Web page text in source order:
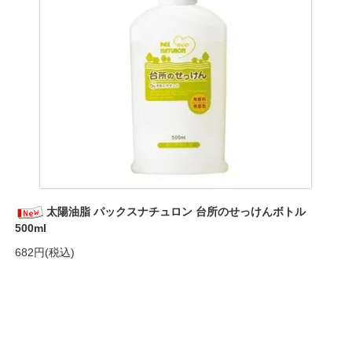
太陽油脂 パックスナチュロン 台所のせっけんボトル
500ml
682円(税込)